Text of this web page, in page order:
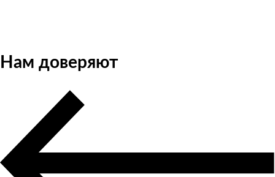
Нам доверяют